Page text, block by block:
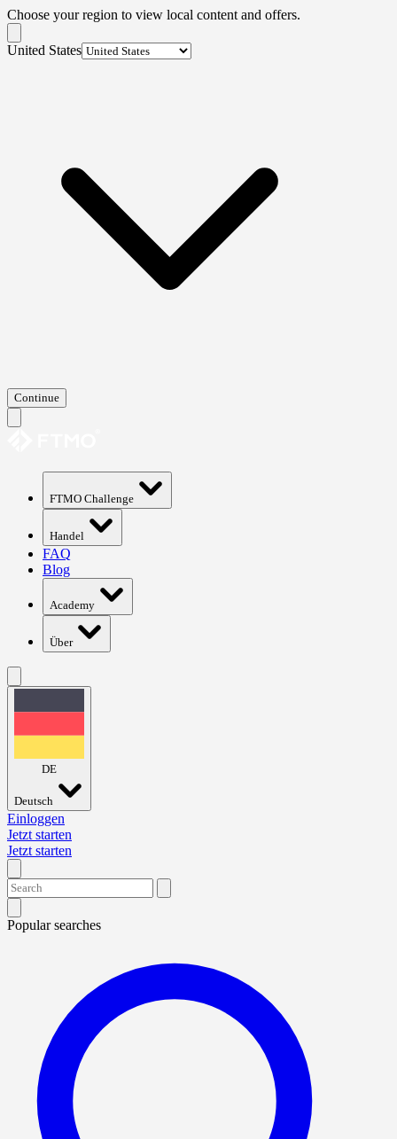
Choose your region to view local content and offers.
United States
Continue
FTMO Challenge
Handel
FAQ
Blog
Academy
Über
DE
Deutsch
Einloggen
Jetzt starten
Jetzt starten
Popular searches